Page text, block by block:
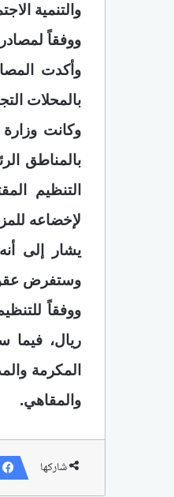
والتنمية
ووفقاً
وأكدت
بالمحلات
وكانت
بالمناطق
التنظيم
لإخضاعه
يشار إلى
وستفرض
ريال، فيما
المكرمة
والمقاهي.
شاركها